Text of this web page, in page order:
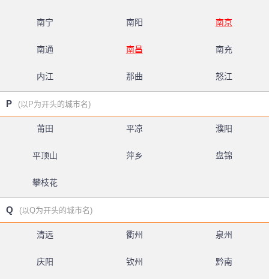
南宁 南阳 南京
南通 南昌 南充
内江 那曲 怒江
P (以P为开头的城市名)
莆田 平凉 濮阳
平顶山 萍乡 盘锦
攀枝花
Q (以Q为开头的城市名)
清远 衢州 泉州
庆阳 钦州 黔南